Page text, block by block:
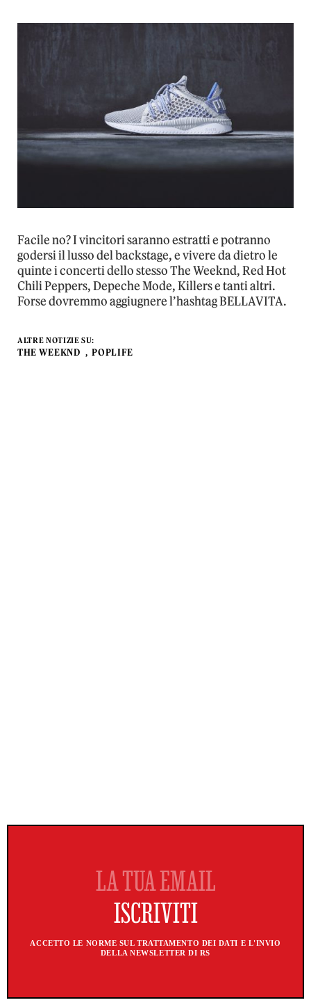
Facile no? I vincitori saranno estratti e potranno
godersi il lusso del backstage, e vivere da dietro le
quinte i concerti dello stesso The Weeknd, Red Hot
Chili Peppers, Depeche Mode, Killers e tanti altri.
Forse dovremmo aggiugnere l’hashtag BELLAVITA.
ALTRE NOTIZIE SU:
THE WEEKND POPLIFE
ACCETTO LE NORME SUL TRATTAMENTO DEI DATI E L'INVIO
DELLA NEWSLETTER DI RS